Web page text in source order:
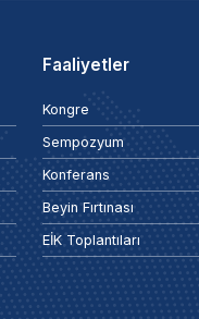
Faaliyetler
Kongre
Sempozyum
Konferans
Beyin Fırtınası
EİK Toplantıları